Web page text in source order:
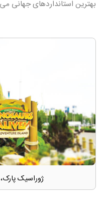
بهترین استانداردهای جهانی
ژوراسیک پارک،